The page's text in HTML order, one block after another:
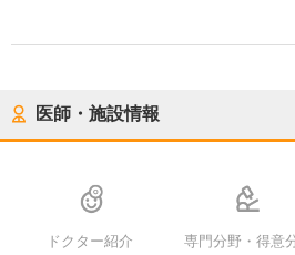
医師・施設情報
ドクター紹介 専門分野・得意